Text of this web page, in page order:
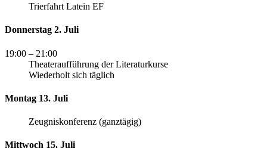
Trierfahrt Latein EF
Donnerstag 2. Juli
19:00 – 21:00
Theateraufführung der Literaturkurse
Wiederholt sich täglich
Montag 13. Juli
Zeugniskonferenz (ganztägig)
Mittwoch 15. Juli